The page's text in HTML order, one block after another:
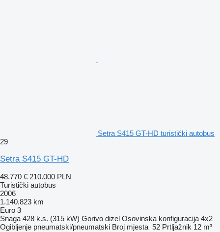
Setra S415 GT-HD turistički autobus
29
Setra S415 GT-HD
48.770 € 210.000 PLN
Turistički autobus
2006
1.140.823 km
Euro 3
Snaga 428 k.s. (315 kW) Gorivo dizel Osovinska konfiguracija 4x2
Ogibljenje pneumatski/pneumatski Broj mjesta 52 Prtljažnik 12 m³